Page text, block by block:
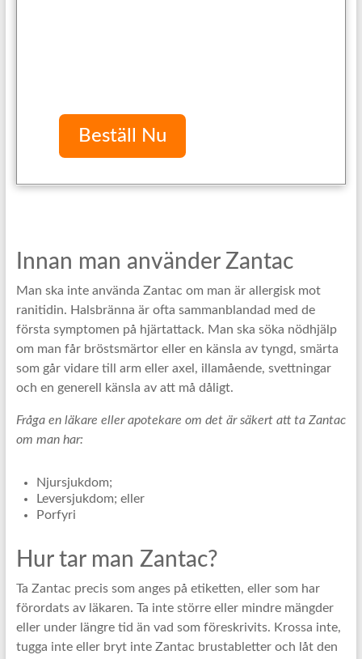
Beställ Nu
Innan man använder Zantac
Man ska inte använda Zantac om man är allergisk mot
ranitidin. Halsbränna är ofta sammanblandad med de
första symptomen på hjärtattack. Man ska söka nödhjälp
om man får bröstsmärtor eller en känsla av tyngd, smärta
som går vidare till arm eller axel, illamående, svettningar
och en generell känsla av att må dåligt.
Fråga en läkare eller apotekare om det är säkert att ta Zantac
om man har:
Njursjukdom;
Leversjukdom; eller
Porfyri
Hur tar man Zantac?
Ta Zantac precis som anges på etiketten, eller som har
förordats av läkaren. Ta inte större eller mindre mängder
eller under längre tid än vad som föreskrivits. Krossa inte,
tugga inte eller bryt inte Zantac brustabletter och låt den